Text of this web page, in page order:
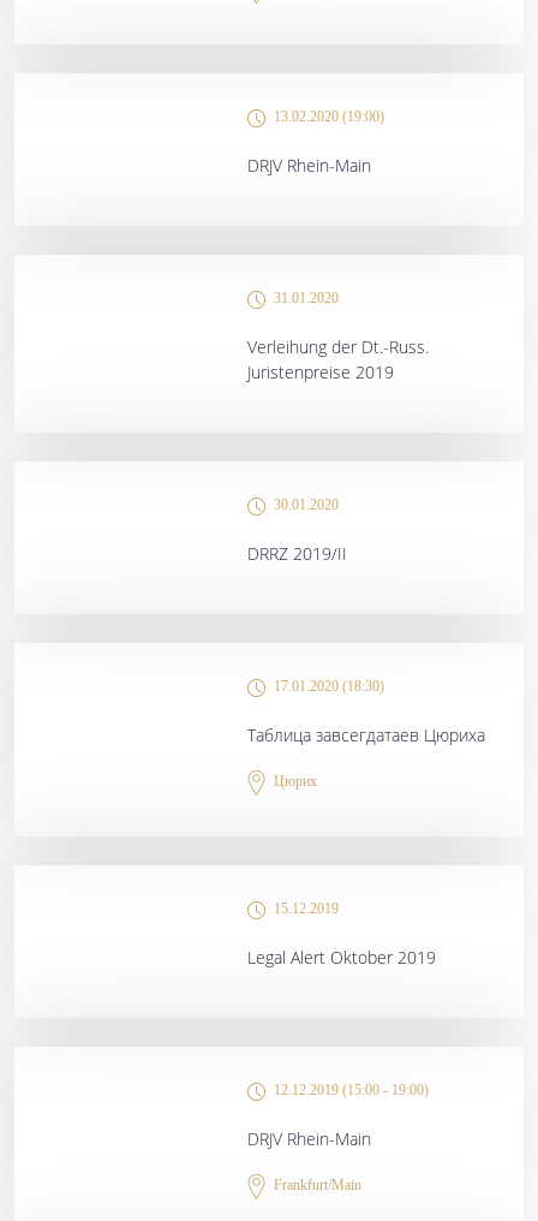
13.02.2020 (19:00)
DRJV Rhein-Main
31.01.2020
Verleihung der Dt.-Russ.
Juristenpreise 2019
30.01.2020
DRRZ 2019/II
17.01.2020 (18:30)
Таблица завсегдатаев Цюриха
Цюрих
15.12.2019
Legal Alert Oktober 2019
12.12.2019 (15:00 - 19:00)
DRJV Rhein-Main
Frankfurt/Main